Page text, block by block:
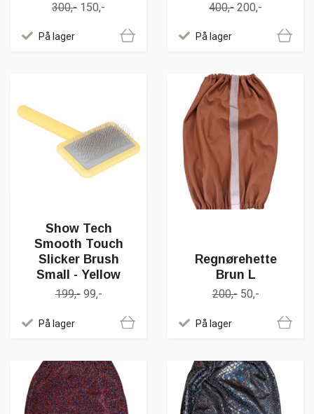
300,- 150,-
På lager
400,- 200,-
På lager
Show Tech
Smooth Touch
Slicker Brush
Small - Yellow
199,- 99,-
På lager
Regnørehette
Brun L
200,- 50,-
På lager